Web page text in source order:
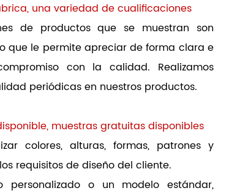
una variedad de cualificaciones
de productos que se muestran son
que le permite apreciar de forma clara e
con la calidad. Realizamos
periódicas en nuestros productos.
muestras gratuitas disponibles
colores, alturas, formas, patrones y
requisitos de diseño del cliente.
personalizado o un modelo estándar,